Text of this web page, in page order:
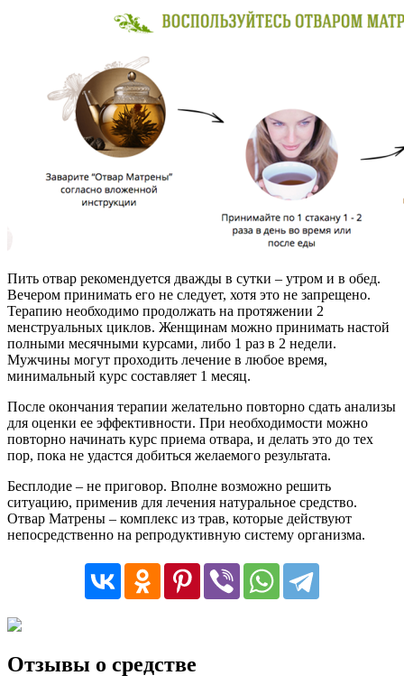
Пить отвар рекомендуется дважды в сутки – утром и в обед.
Вечером принимать его не следует, хотя это не запрещено.
Терапию необходимо продолжать на протяжении 2
менструальных циклов. Женщинам можно принимать настой
полными месячными курсами, либо 1 раз в 2 недели.
Мужчины могут проходить лечение в любое время,
минимальный курс составляет 1 месяц.
После окончания терапии желательно повторно сдать анализы
для оценки ее эффективности. При необходимости можно
повторно начинать курс приема отвара, и делать это до тех
пор, пока не удастся добиться желаемого результата.
Бесплодие – не приговор. Вполне возможно решить
ситуацию, применив для лечения натуральное средство.
Отвар Матрены – комплекс из трав, которые действуют
непосредственно на репродуктивную систему организма.
Отзывы о средстве